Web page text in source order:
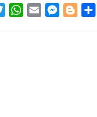
TwitterWhatsApp
Email